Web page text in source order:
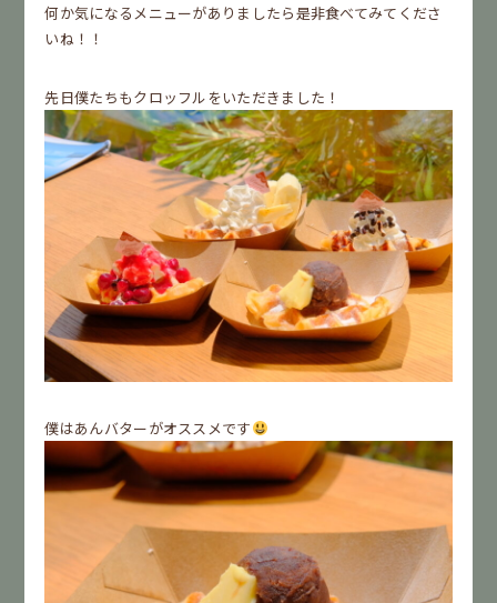
何か気になるメニューがありましたら是非食べてみてくださ
いね！！
先日僕たちもクロッフルをいただきました！
僕はあんバターがオススメです